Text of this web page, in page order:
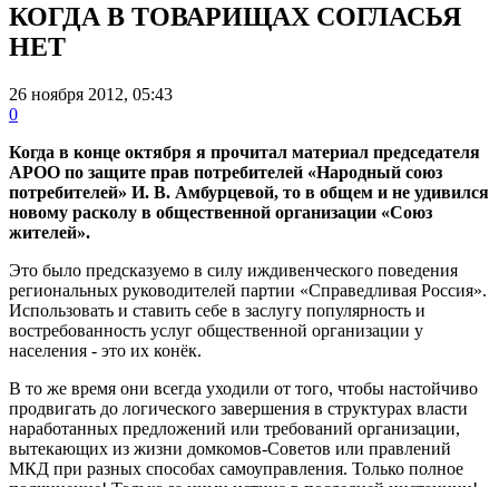
КОГДА В ТОВАРИЩАХ СОГЛАСЬЯ
НЕТ
26 ноября 2012, 05:43
0
Когда в конце октября я прочитал материал председателя
АРОО по защите прав потребителей «Народный союз
потребителей» И. В. Амбурцевой, то в общем и не удивился
новому расколу в общественной организации «Союз
жителей».
Это было предсказуемо в силу иждивенческого поведения
региональных руководителей партии «Справедливая Россия».
Использовать и ставить себе в заслугу популярность и
востребованность услуг общественной организации у
населения - это их конёк.
В то же время они всегда уходили от того, чтобы настойчиво
продвигать до логического завершения в структурах власти
наработанных предложений или требований организации,
вытекающих из жизни домкомов-Советов или правлений
МКД при разных способах самоуправления. Только полное